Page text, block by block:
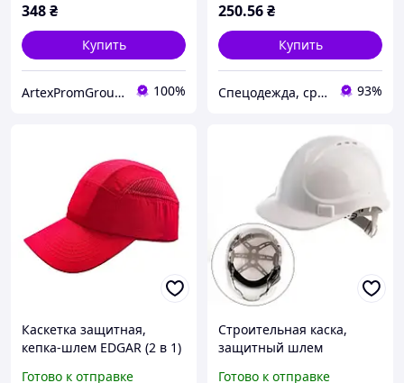
348₴
Купить
ArtexPromGroup - засоби захисту 100%
250.56₴
Купить
Спецодежда, средства индивидуальной защиты от производителя ООО КОМПАНИЯ ТЕКС-3000 93%
Каскетка защитная,
кепка-шлем EDGAR (2 в 1)
Готово к отправке
Строительная каска,
защитный шлем
Готово к отправке